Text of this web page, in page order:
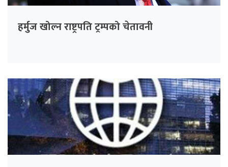
हर्मुज खोल्न राष्ट्रपति ट्रम्पको चेतावनी